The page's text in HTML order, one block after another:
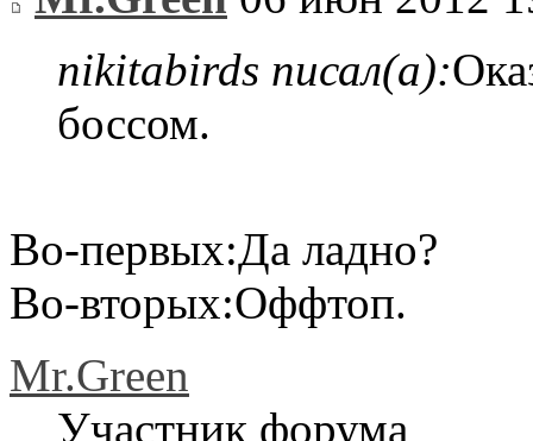
nikitabirds писал(а):
боссом.
Во-первых:Да ладно?
Во-вторых:Оффтоп.
Mr.Green
Участник форума